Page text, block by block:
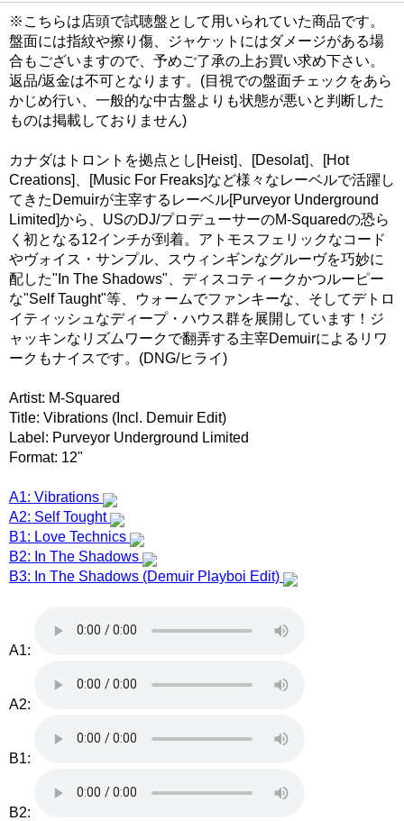
※こちらは店頭で試聴盤として用いられていた商品です。
盤面には指紋や擦り傷、ジャケットにはダメージがある場
合もございますので、予めご了承の上お買い求め下さい。
返品/返金は不可となります。(目視での盤面チェックをあら
かじめ行い、一般的な中古盤よりも状態が悪いと判断した
ものは掲載しておりません)
カナダはトロントを拠点とし[Heist]、[Desolat]、[Hot
Creations]、[Music For Freaks]など様々なレーベルで活躍し
てきたDemuirが主宰するレーベル[Purveyor Underground
Limited]から、USのDJ/プロデューサーのM-Squaredの恐ら
く初となる12インチが到着。アトモスフェリックなコード
やヴォイス・サンプル、スウィンギンなグルーヴを巧妙に
配した"In The Shadows"、ディスコティークかつルーピー
な"Self Taught"等、ウォームでファンキーな、そしてデトロ
イティッシュなディープ・ハウス群を展開しています！ジ
ャッキンなリズムワークで翻弄する主宰Demuirによるリワ
ークもナイスです。(DNG/ヒライ)
Artist: M-Squared
Title: Vibrations (Incl. Demuir Edit)
Label: Purveyor Underground Limited
Format: 12"
A1: Vibrations
A2: Self Tought
B1: Love Technics
B2: In The Shadows
B3: In The Shadows (Demuir Playboi Edit)
A1:
A2:
B1:
B2: